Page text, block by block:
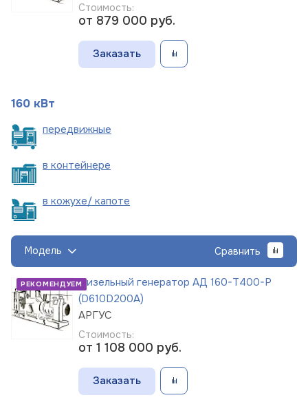
Стоимость:
от 879 000 руб.
Заказать
160 кВт
передвижные
в контейнере
в кожухе/ капоте
Модель Сравнить
РЕКОМЕНДУЕМДизельный генератор АД 160-Т400-Р
(D610D200A)
АРГУС
Стоимость:
от 1 108 000 руб.
Заказать